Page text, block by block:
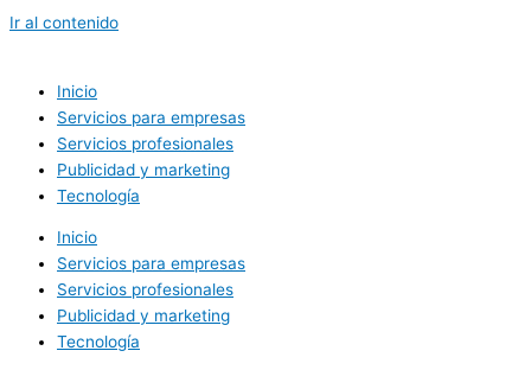
Ir al contenido
Inicio
Servicios para empresas
Servicios profesionales
Publicidad y marketing
Tecnología
Inicio
Servicios para empresas
Servicios profesionales
Publicidad y marketing
Tecnología